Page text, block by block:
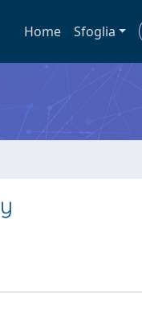
Home Sfoglia